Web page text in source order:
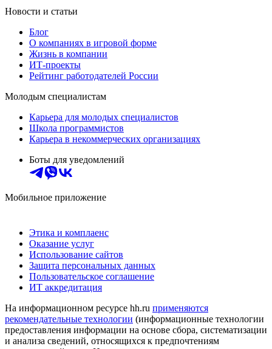
Новости и статьи
Блог
О компаниях в игровой форме
Жизнь в компании
ИТ-проекты
Рейтинг работодателей России
Молодым специалистам
Карьера для молодых специалистов
Школа программистов
Карьера в некоммерческих организациях
Боты для уведомлений
Мобильное приложение
Этика и комплаенс
Оказание услуг
Использование сайтов
Защита персональных данных
Пользовательское соглашение
ИТ аккредитация
На информационном ресурсе hh.ru применяются
рекомендательные технологии (информационные технологии
предоставления информации на основе сбора, систематизации
и анализа сведений, относящихся к предпочтениям